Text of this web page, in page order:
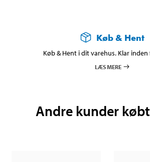
Køb & Hent
Køb & Hent i dit varehus. Klar
LÆS MERE
Andre kunder